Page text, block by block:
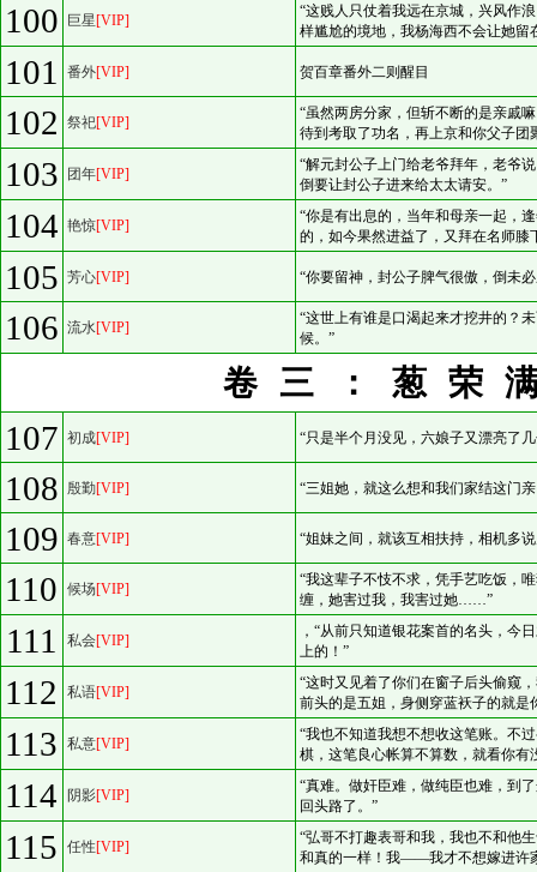
100 巨星[VIP]
“这贱人只仗着我远在京城，兴风作
样尴尬的境地，我杨海西不会让她留
101 番外[VIP] 贺百章番外二则醒目
102 祭祀[VIP]
“虽然两房分家，但斩不断的是亲戚
待到考取了功名，再上京和你父子团
103 团年[VIP]
“解元封公子上门给老爷拜年，老爷
倒要让封公子进来给太太请安。”
104 艳惊[VIP]
“你是有出息的，当年和母亲一起，
的，如今果然进益了，又拜在名师膝
105 芳心[VIP] “你要留神，封公子脾气很傲，倒未
106 流水[VIP]
“这世上有谁是口渴起来才挖井的？
候。”
卷三：葱荣
107 初成[VIP] “只是半个月没见，六娘子又漂亮了
108 殷勤[VIP] “三姐她，就这么想和我们家结这门
109 春意[VIP] “姐妹之间，就该互相扶持，相机多
110 候场[VIP]
“我这辈子不忮不求，凭手艺吃饭，
缠，她害过我，我害过她……”
111 私会[VIP]
，“从前只知道银花案首的名头，今
上的！”
112 私语[VIP]
“这时又见着了你们在窗子后头偷窥
前头的是五姐，身侧穿蓝袄子的就
113 私意[VIP]
“我也不知道我想不想收这笔账。不
棋，这笔良心帐算不算数，就看你有
114 阴影[VIP]
“真难。做奸臣难，做纯臣也难，到
回头路了。”
115 任性[VIP]
“弘哥不打趣表哥和我，我也不和他
和真的一样！我——我才不想嫁进许